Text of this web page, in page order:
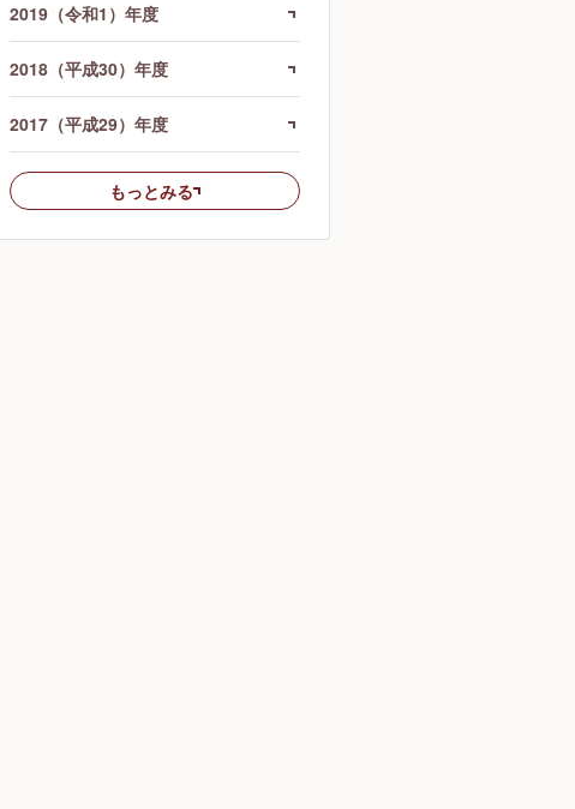
2019（令和1）年度
2018（平成30）年度
2017（平成29）年度
もっとみる